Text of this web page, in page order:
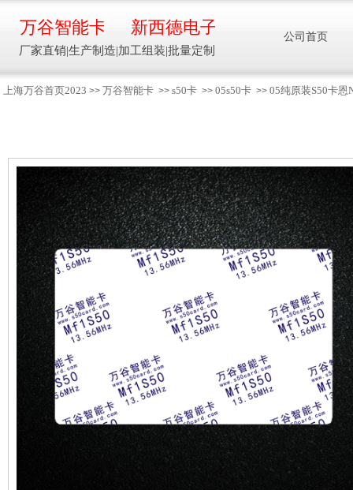
上海万谷首页2023 >> 万谷智能卡 >> s50卡 >> 05s50卡 >> 05纯原装S50卡恩
新西德电子
厂家直销|生产制造|加工组装|批量定制
万谷智能卡/新西德
电子
生产制造加工组装智能卡流量压力温度液
位设备
13918608088/
137016
2003 - 2022 / 19年
www.61588.com
万谷智能卡 公司首页